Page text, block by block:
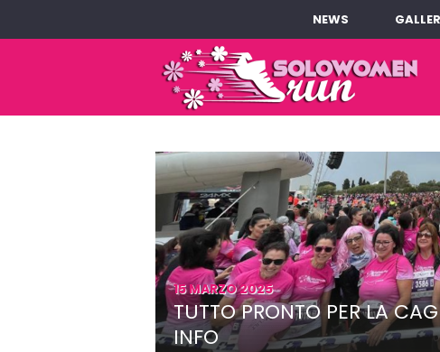
NEWS
15 MARZO 2025
TUTTO PRONTO PER LA
INFO